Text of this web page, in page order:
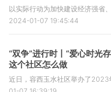
以实际行动为加快建设经济强省
2024-01-07 19:45:44
“双争”进行时丨“爱心时光
这个社区怎么做
近日，容西玉水社区举办了2023